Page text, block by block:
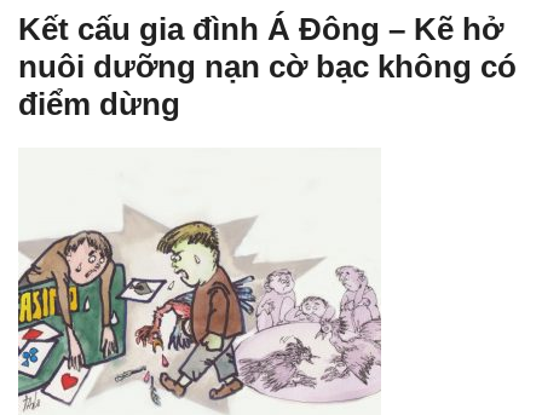
Kết cấu gia đình Á Đông – Kẽ hở
nuôi dưỡng nạn cờ bạc không có
điểm dừng